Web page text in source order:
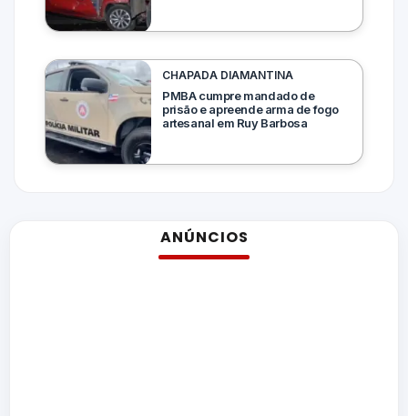
CHAPADA DIAMANTINA
PMBA cumpre mandado de
prisão e apreende arma de fogo
artesanal em Ruy Barbosa
ANÚNCIOS